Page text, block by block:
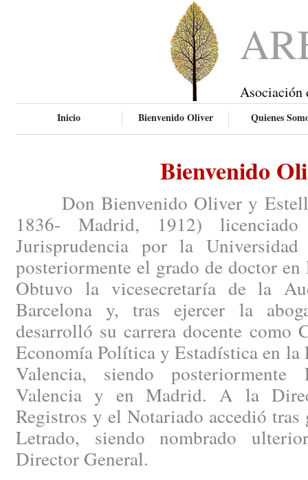
Asociación
Inicio Bienvenido Oliver Quienes
Bienvenido
Don Bienvenido Oliver y
1836- Madrid, 1912)
Jurisprudencia por la
posteriormente el grado de doctor
Obtuvo la vicesecretaría de la
Barcelona y, tras ejercer la
desarrolló su carrera docente como
Economía Política y Estadística en la
Valencia, siendo
Valencia y en Madrid. A la
Registros y el Notariado accedió tras
Letrado, siendo nombrado
Director General.